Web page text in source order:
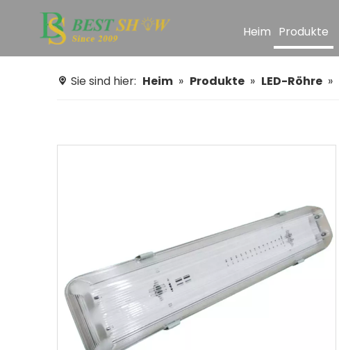
Heim Produkte
Sie sind hier: Heim » Produkte » LED-Röhre »